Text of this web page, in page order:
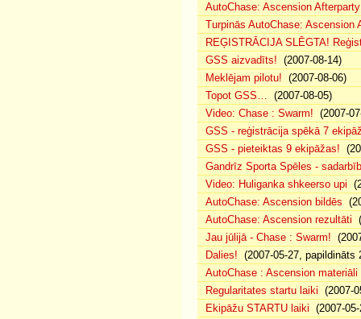
AutoChase: Ascension
Turpinās AutoChase: Ascension
REĢISTRĀCIJA SLĒGTA!
GSS aizvadīts! (2007-08-14)
Meklējam pilotu! (2007-08-06)
Topot GSS… (2007-08-05)
Video: Chase : Swarm! (2007-
GSS - reģistrācija spēkā 7
GSS - pieteiktas 9 ekipāžas!
Gandrīz Sporta Spēles -
Video: Huliganka shkeerso upi
AutoChase: Ascension bildēs
AutoChase: Ascension rezultāti
Jau jūlijā - Chase : Swarm!
Dalies! (2007-05-27, papildināts
AutoChase : Ascension materiāli
Regularitates startu laiki (2007-
Ekipāžu STARTU laiki (2007-